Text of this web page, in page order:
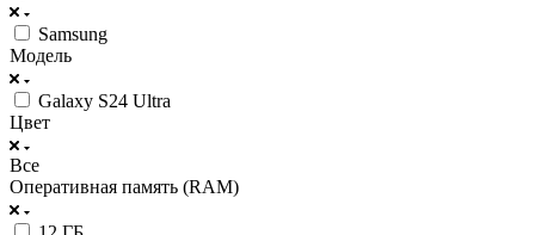
Samsung
Модель
Galaxy S24 Ultra
Цвет
Все
Оперативная память (RAM)